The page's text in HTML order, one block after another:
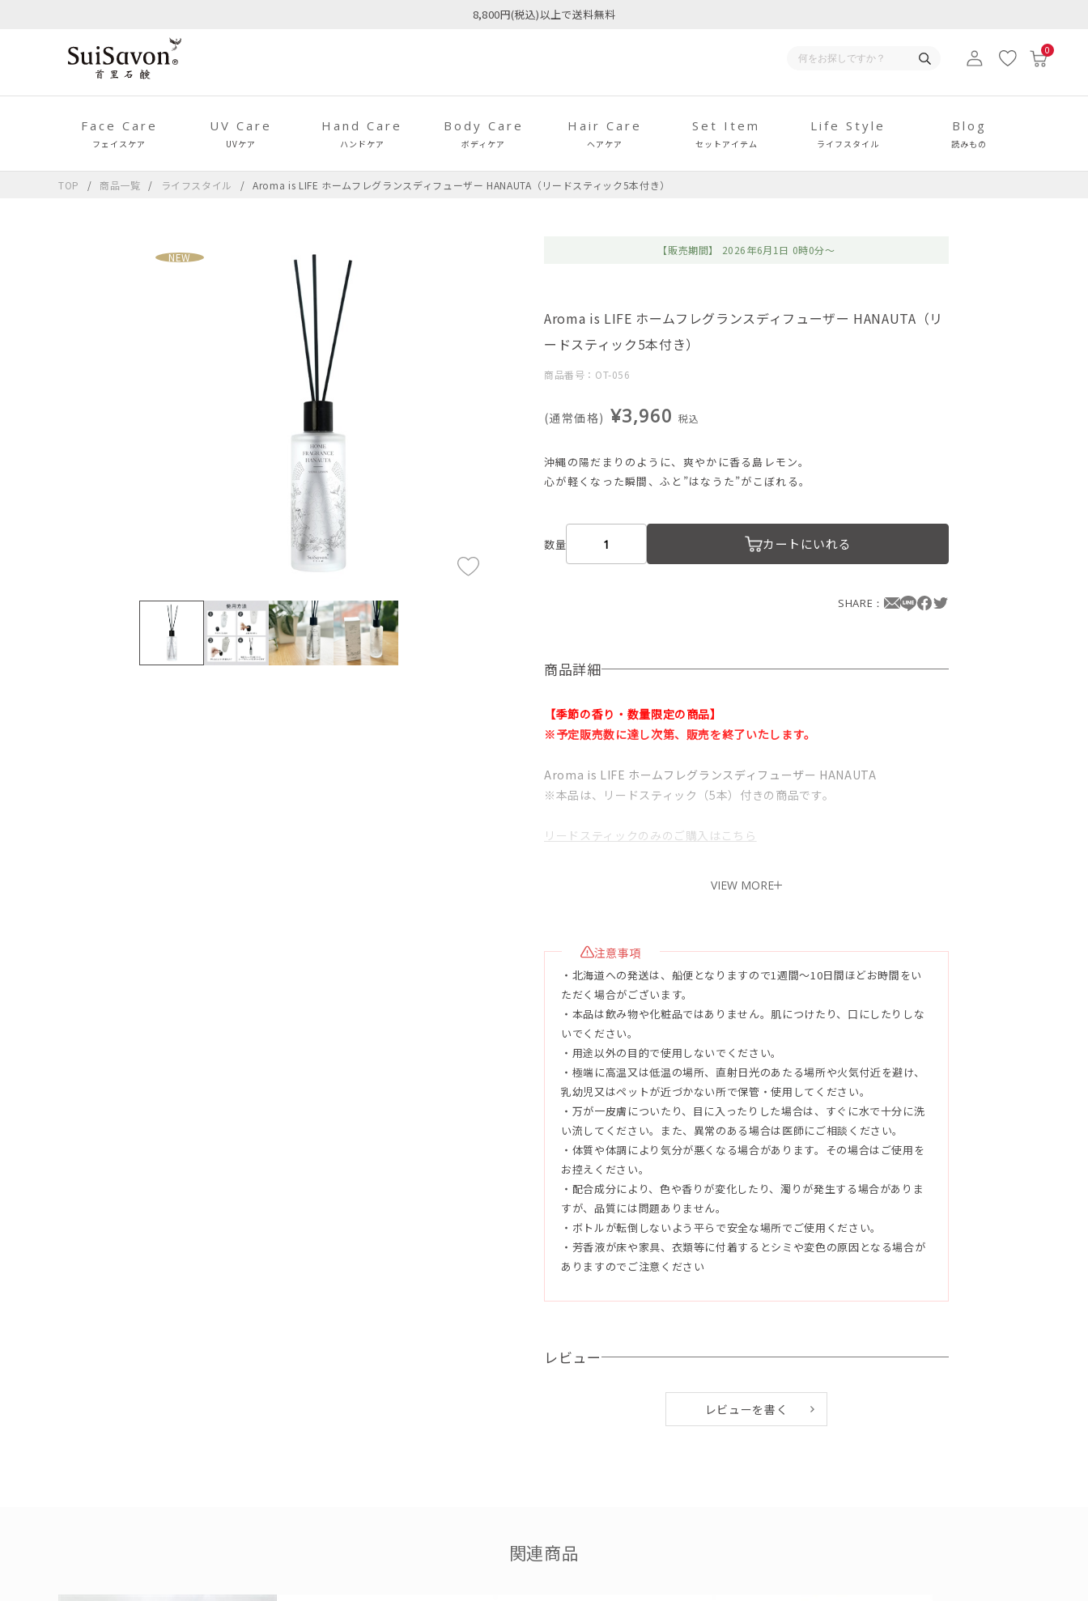
8,800円(税込)以上で送料無料
0
Face Care
フェイスケア
UV Care
UVケア
Hand Care
ハンドケア
Body Care
ボディケア
Hair Care
ヘアケア
Set Item
セットアイテム
Life Style
ライフスタイル
Blog
読みもの
TOP 商品一覧 ライフスタイル Aroma is LIFE ホームフレグランスディフューザー HANAUTA（リードスティック5本付き）
NEW
【販売期間】 2026年6月1日 0時0分～
Aroma is LIFE ホームフレグランスディフューザー HANAUTA（リ
ードスティック5本付き）
商品番号：OT-056
(通常価格) ¥3,960税込
沖縄の陽だまりのように、爽やかに香る島レモン。
心が軽くなった瞬間、ふと”はなうた”がこぼれる。
数量 カートにいれる
SHARE：
商品詳細
【季節の香り・数量限定の商品】
※予定販売数に達し次第、販売を終了いたします。
Aroma is LIFE ホームフレグランスディフューザー HANAUTA
※本品は、リードスティック（5本）付きの商品です。
リードスティックのみのご購入はこちら
の陽だまりのような時間を思い出させてくれる。
今日も、あなたの暮らしに、ひとつの”はなうた”を
●香り：島レモンの香り
●容量
110ml
●使用期間
約1ヵ月
※リードスティックの本数、お部屋の広さや湿度等の環境により異なりま
●使用方法
キャップを外し、上部の穴から押し込むようにして内蓋を外します。再度キ
ャップを取りつけて、付属のリードスティックをボトルに挿して広げます。
て香りを強めたい場合は本数を増やしていくことをおすすめします。また、
注意ください。
VIEW MORE
注意事項
・北海道への発送は、船便となりますので1週間～10日間ほどお時間をい
ただく場合がございます。
・本品は飲み物や化粧品ではありません。肌につけたり、口にしたりしな
いでください。
・用途以外の目的で使用しないでください。
・極端に高温又は低温の場所、直射日光のあたる場所や火気付近を避け、
乳幼児又はペットが近づかない所で保管・使用してください。
・万が一皮膚についたり、目に入ったりした場合は、すぐに水で十分に洗
い流してください。また、異常のある場合は医師にご相談ください。
・体質や体調により気分が悪くなる場合があります。その場合はご使用を
お控えください。
・配合成分により、色や香りが変化したり、濁りが発生する場合がありま
すが、品質には問題ありません。
・ボトルが転倒しないよう平らで安全な場所でご使用ください。
・芳香液が床や家具、衣類等に付着するとシミや変色の原因となる場合が
ありますのでご注意ください
レビュー
レビューを書く
関連商品